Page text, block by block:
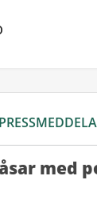
med